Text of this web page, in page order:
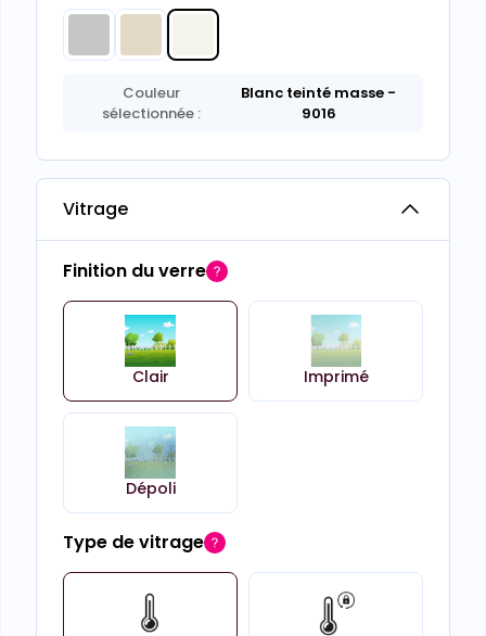
Couleur
sélectionnée :
Blanc teinté masse -
9016
Vitrage
Finition du verre
Clair Imprimé
Dépoli
Type de vitrage